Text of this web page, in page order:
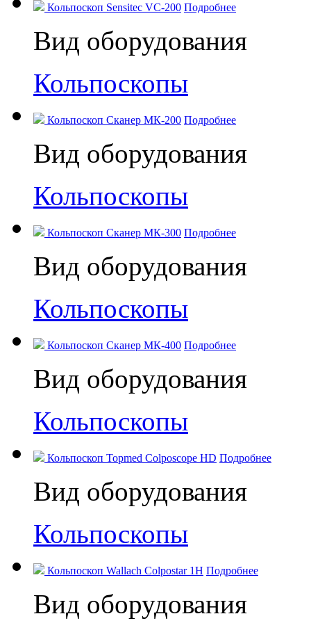
Кольпоскоп Sensitec VC-200 Подробнее
Вид оборудования
Кольпоскопы
Кольпоскоп Сканер МК-200 Подробнее
Вид оборудования
Кольпоскопы
Кольпоскоп Сканер МК-300 Подробнее
Вид оборудования
Кольпоскопы
Кольпоскоп Сканер МК-400 Подробнее
Вид оборудования
Кольпоскопы
Кольпоскоп Topmed Colposcope HD Подробнее
Вид оборудования
Кольпоскопы
Кольпоскоп Wallach Colpostar 1H Подробнее
Вид оборудования